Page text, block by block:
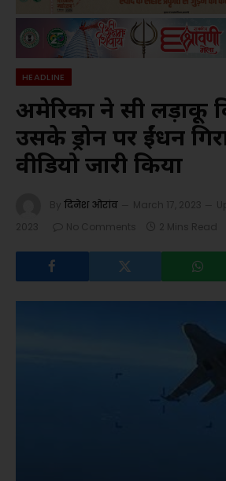
HEADLINE
अमेरिका ने रूसी लड़ाकू
उसके ड्रोन पर ईंधन
वीडियो जारी किया
By दिनेश ओरांव March 17, 2023
2023
No Comments 2 Mins Read